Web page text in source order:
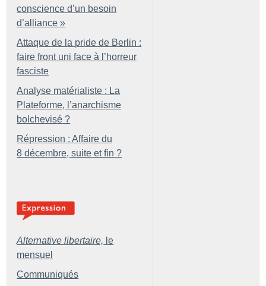
conscience d’un besoin
d’alliance »
Attaque de la pride de Berlin :
faire front uni face à l’horreur
fasciste
Analyse matérialiste : La
Plateforme, l’anarchisme
bolchevisé ?
Répression : Affaire du
8 décembre, suite et fin ?
Alternative libertaire, le
mensuel
Communiqués